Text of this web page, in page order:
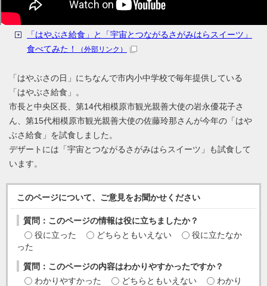
「はやぶさ給食」と「宇宙とつながるさがみはらスイーツ」
食べてみた！
（外部リンク）
「はやぶさの日」にちなんで市内小中学校で毎年提供している
「はやぶさ給食」。
市長と中央区長、第14代相模原市観光親善大使の岩永優花子さ
ん、第15代相模原市観光親善大使の佐藤玲那さんが今年の「はや
ぶさ給食」を試食しました。
デザートには「宇宙とつながるさがみはらスイーツ」も試食して
います。
このページについて、ご意見をお聞かせください
質問：このページの情報は役に立ちましたか？
役に立った
どちらともいえない
役に立たなか
った
質問：このページの内容はわかりやすかったですか？
わかりやすかった
どちらともいえない
わかり